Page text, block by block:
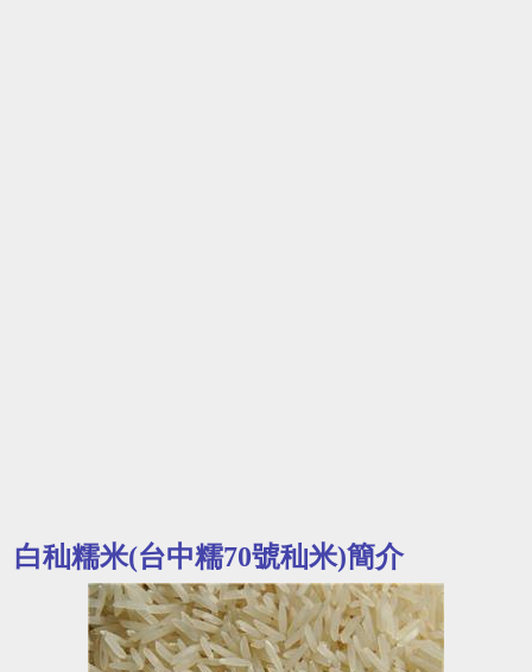
白秈糯米(台中糯70號秈米)簡介